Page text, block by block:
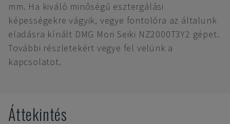
mm. Ha kiváló minőségű esztergálási
képességekre vágyik, vegye fontolóra az általunk
eladásra kínált DMG Mori Seiki NZ2000T3Y2 gépet.
További részletekért vegye fel velünk a
kapcsolatot.
Áttekintés